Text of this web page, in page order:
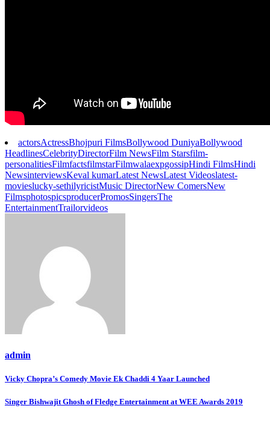
actorsActressBhojpuri FilmsBollywood DuniyaBollywood
HeadlinesCelebrityDirectorFilm NewsFilm Starsfilm-
personalitiesFilmfactsfilmstarFilmwalaexpgossipHindi FilmsHindi
NewsinterviewsKeval kumarLatest NewsLatest Videoslatest-
movieslucky-sethilyricistMusic DirectorNew ComersNew
FilmsphotospicsproducerPromosSingersThe
EntertainmentTrailorvideos
admin
Post
navigation
Vicky Chopra’s Comedy Movie Ek Chaddi 4 Yaar Launched
Singer Bishwajit Ghosh of Fledge Entertainment at WEE Awards 2019